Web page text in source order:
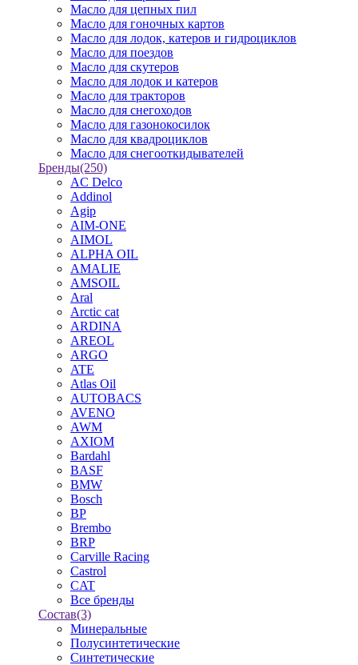
Масло для цепных пил
Масло для гоночных картов
Масло для лодок, катеров и гидроциклов
Масло для поездов
Масло для скутеров
Масло для лодок и катеров
Масло для тракторов
Масло для снегоходов
Масло для газонокосилок
Масло для квадроциклов
Масло для снегооткидывателей
Бренды(250)
AC Delco
Addinol
Agip
AIM-ONE
AIMOL
ALPHA OIL
AMALIE
AMSOIL
Aral
Arctic cat
ARDINA
AREOL
ARGO
ATE
Atlas Oil
AUTOBACS
AVENO
AWM
AXIOM
Bardahl
BASF
BMW
Bosch
BP
Brembo
BRP
Carville Racing
Castrol
CAT
Все бренды
Состав(3)
Минеральные
Полусинтетические
Синтетические